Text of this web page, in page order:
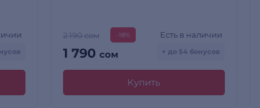
2 190 сом -18%
1 790 сом
Есть в наличии
+ до 54 бонусов
Купить